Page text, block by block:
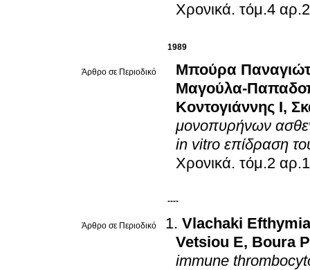
Χρονικά.
1989
Άρθρο σε Περιοδικό
Μπούρα
Μαγούλα-
Κοντογιάννης Ι,
μονοπυρήνων
in vitro επίδραση
Χρονικά. τόμ.2 αρ.1
----
Άρθρο σε Περιοδικό
Vlachaki Efthymia
Vetsiou E, Boura
immune